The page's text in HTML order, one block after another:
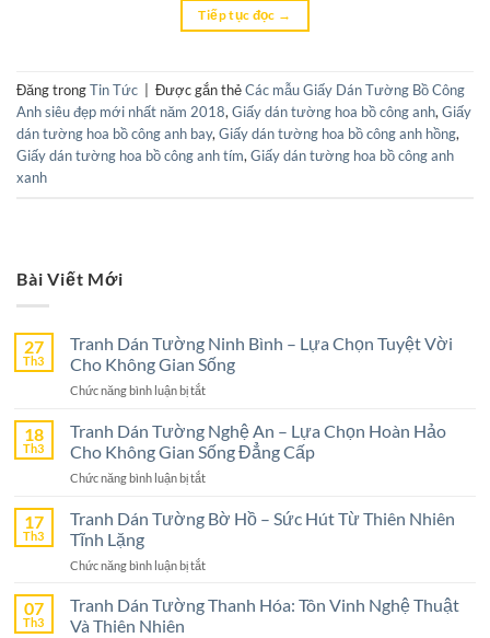
Tiếp tục đọc →
Đăng trongTin Tức Được gắn thẻCác mẫu Giấy Dán Tường Bồ Công
Anh siêu đẹp mới nhất năm 2018,Giấy dán tường hoa bồ công anh,Giấy
dán tường hoa bồ công anh bay,Giấy dán tường hoa bồ công anh hồng,
Giấy dán tường hoa bồ công anh tím,Giấy dán tường hoa bồ công anh
xanh
Bài Viết Mới
27
Th3
Tranh Dán Tường Ninh Bình – Lựa Chọn Tuyệt Vời
Cho Không Gian Sống
Chức năng bình luận bị tắtở
Dán
Tường
Ninh
Bình
Lựa
Không
18
Th3
Tranh Dán Tường Nghệ An – Lựa Chọn Hoàn Hảo
Cho Không Gian Sống Đẳng Cấp
Chức năng bình luận bị tắtở
Dán
An
Lựa
17
Th3
Tranh Dán Tường Bờ Hồ – Sức Hút Từ Thiên Nhiên
Tĩnh Lặng
Chức năng bình luận bị tắtở
Dán
07
Th3
Tranh Dán Tường Thanh Hóa: Tôn Vinh Nghệ Thuật
Và Thiên Nhiên